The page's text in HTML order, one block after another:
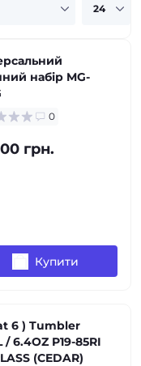
набір MG-
0
грн.
Купити
6 ) Tumbler
/ 6.4OZ P19-85RI
(CEDAR)